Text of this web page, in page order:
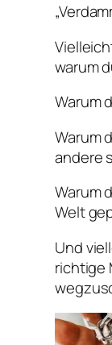
warum
Warum
Warum
andere
Warum
Welt
Und
richtige